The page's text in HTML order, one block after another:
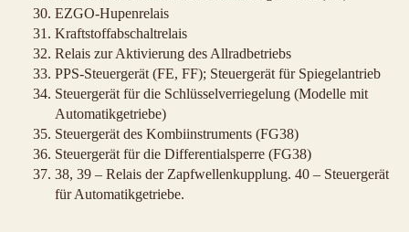
EZGO-Hupenrelais
Kraftstoffabschaltrelais
Relais zur Aktivierung des Allradbetriebs
PPS-Steuergerät (FE, FF); Steuergerät für Spiegelantrieb
Steuergerät für die Schlüsselverriegelung (Modelle mit
Automatikgetriebe)
Steuergerät des Kombiinstruments (FG38)
Steuergerät für die Differentialsperre (FG38)
38, 39 – Relais der Zapfwellenkupplung. 40 – Steuergerät
für Automatikgetriebe.